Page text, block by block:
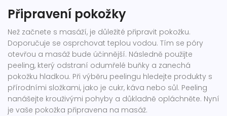
Připravení pokožky
Než začnete s masáží, je důležité připravit pokožku.
Doporučuje se osprchovat teplou vodou. Tím se póry
otevřou a masáž bude účinnější. Následně použijte
peeling, který odstraní odumřelé buňky a zanechá
pokožku hladkou. Při výběru peelingu hledejte produkty s
přírodními složkami, jako je cukr, káva nebo sůl. Peeling
nanášejte krouživými pohyby a důkladně opláchněte. Nyní
je vaše pokožka připravena na masáž.